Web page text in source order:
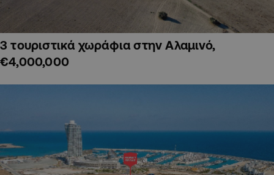
3 τουριστικά χωράφια στην Αλαμινό,
€4,000,000